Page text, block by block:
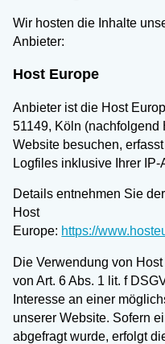
Wir hosten die Inhalte
Anbieter:
Host Europe
Anbieter ist die Host
51149, Köln (nachfolgend
Website besuchen,
Logfiles inklusive Ihrer IP-
Details entnehmen Sie
Host
Europe: https://
Die Verwendung von
von Art. 6 Abs. 1 lit. f
Interesse an einer
unserer Website. Sofern
abgefragt wurde, erfolgt